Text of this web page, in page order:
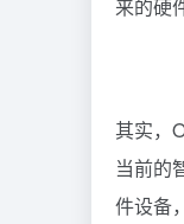
来的硬
其实，
当前的
件设备